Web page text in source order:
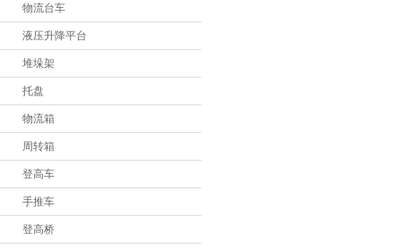
物流台车
液压升降平台
堆垛架
托盘
物流箱
周转箱
登高车
手推车
登高桥